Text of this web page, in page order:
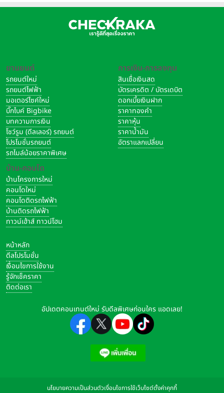
ข่าวรถจักรยานยนต์ฮอนด้า
honda
ยานยนต์
รถยนต์ใหม่
รถยนต์ไฟฟ้า
มอเตอร์ไซค์ใหม่
บิ๊กไบค์ Bigbike
บทความการเงิน
โชว์รูม (ดีลเลอร์) รถยนต์
โปรโมชั่นรถยนต์
รถไมล์น้อยราคาพิเศษ
บ้าน-คอนโด
บ้านโครงการใหม่
คอนโดใหม่
คอนโดติดรถไฟฟ้า
บ้านติดรถไฟฟ้า
ทาวน์เฮ้าส์ ทาวน์โฮม
การเงิน-การลงทุน
สินเชื่อเงินสด
บัตรเครดิต / บัตรเดบิต
ดอกเบี้ยเงินฝาก
ราคาทองคำ
ราคาหุ้น
ราคาน้ำมัน
อัตราแลกเปลี่ยน
หน้าหลัก
ดีลโปรโมชั่น
เงื่อนไขการใช้งาน
รู้จักเช็คราคา
ติดต่อเรา
อัปเดตคอนเทนต์ใหม่ รับดีลพิเศษก่อนใคร แอดเลย!
นโยบายความเป็นส่วนตัวเงื่อนไขการใช้เว็บไซต์ตั้งค่าคุกกี้